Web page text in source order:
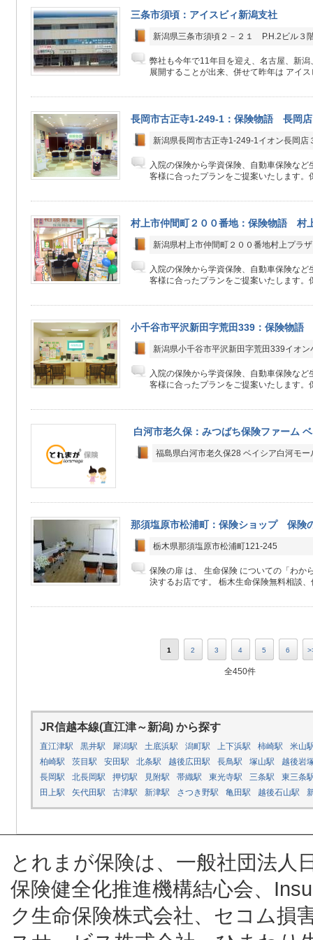
三条市須頃：アイスビィ新潟支社
新潟県三条市須頃２－２１ P.H.2ビル３
弊社も今年で11年目を迎え、名古屋、新
展開することが出来、併せて昨年は アイ
長岡市古正寺1-249-1：保険物語 長岡店
新潟県長岡市古正寺1-249-1イオン長岡店
入院の保険から学資保険、自動車保険な
客様に合ったプランをご提案いたします。
村上市仲間町２００番地：保険物語 村
新潟県村上市仲間町２００番地村上プラ
入院の保険から学資保険、自動車保険な
客様に合ったプランをご提案いたします。
小千谷市平沢新田字荒田339：保険物語
新潟県小千谷市平沢新田字荒田339イオン
入院の保険から学資保険、自動車保険な
客様に合ったプランをご提案いたします。
白河市老久保：みつばち保険ファーム
福島県白河市老久保28 ベイシア白河モー
那須塩原市松浦町：保険ショップ 保険
栃木県那須塩原市松浦町121-245
保険の扉 は、 生命保険 についての「わか
決するお店です。 栃木生命保険無料相談
1 2 3 4 5 6
全450件
JR信越本線(直江津～新潟) から探す
直江津駅 黒井駅 犀潟駅 土底浜駅 潟町駅 上下浜駅 柿崎駅
米山
柏崎駅
茨目駅 安田駅 北条駅 越後広田駅 長鳥駅 塚山駅
越後岩
長岡駅
北長岡駅 押切駅 見附駅 帯織駅 東光寺駅 三条駅
東三条
田上駅
矢代田駅 古津駅 新津駅 さつき野駅 亀田駅 越後石山駅
とれまが保険は、一般社団法人
保険健全化推進機構結心会、
ク生命保険株式会社、セコム損